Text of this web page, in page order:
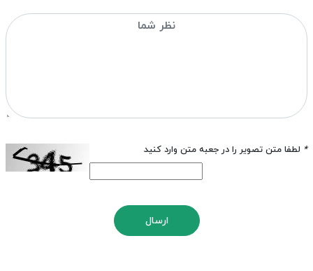
* لطفا متن تصویر را در جعبه متن وارد کنید
ارسال